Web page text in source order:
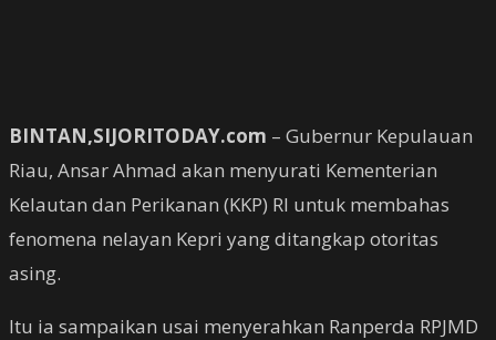
BINTAN,SIJORITODAY.com – Gubernur Kepulauan
Riau, Ansar Ahmad akan menyurati Kementerian
Kelautan dan Perikanan (KKP) RI untuk membahas
fenomena nelayan Kepri yang ditangkap otoritas
asing.
Itu ia sampaikan usai menyerahkan Ranperda RPJMD